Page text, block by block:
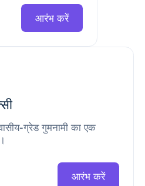
आरंभ करें
ग्रेड गुमनामी का एक
आरंभ करें